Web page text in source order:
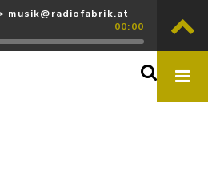
musik@radiofabrik.at
00:00